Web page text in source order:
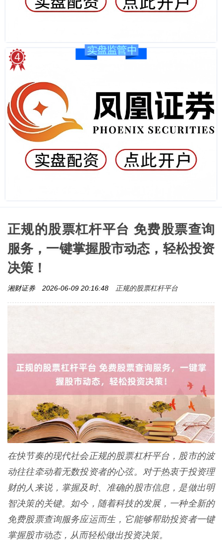
正规的股票杠杆平台 免费股票查询
服务，一键掌握股市动态，轻松投资
决策！
湘财证券 2026-06-09 20:16:48 正规的股票杠杆平台
在快节奏的现代社会正规的股票杠杆平台，股市的波
动往往牵动着无数投资者的心弦。对于热衷于投资理
财的人来说，掌握及时、准确的股市信息，是做出明
智决策的关键。如今，随着科技的发展，一种全新的
免费股票查询服务应运而生，它能够帮助投资者一键
掌握股市动态，从而轻松做出投资决策。